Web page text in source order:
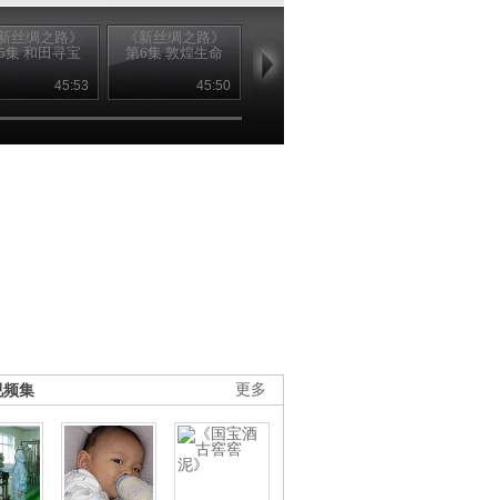
丝绸之路》
集 和田寻宝
45:53
《新丝绸之路》
第6集 敦煌生命
45:50
第7集 青海之路
更多
频集